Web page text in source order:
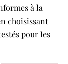
à la
choisissant
pour les